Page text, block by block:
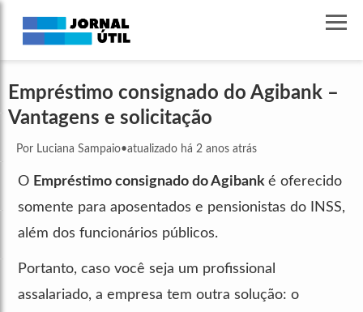
Empréstimo consignado do Agibank –
Vantagens e solicitação
Por Luciana Sampaio•atualizado há 2 anos atrás
O Empréstimo consignado do Agibank é oferecido
somente para aposentados e pensionistas do INSS,
além dos funcionários públicos.
Portanto, caso você seja um profissional
assalariado, a empresa tem outra solução: o